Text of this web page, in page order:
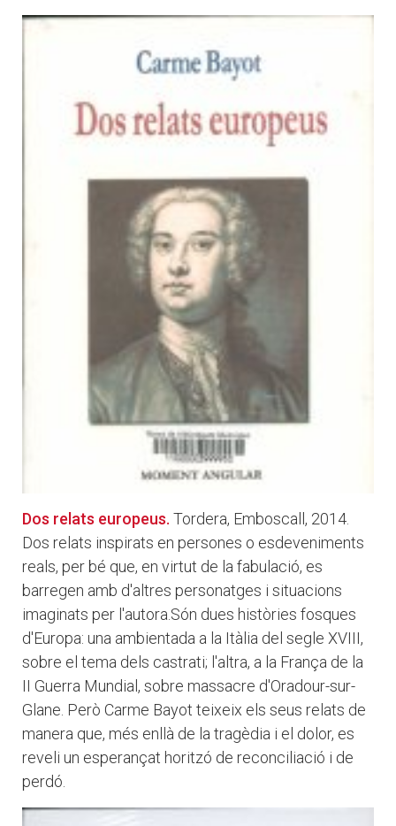
Dos relats europeus. Tordera, Emboscall, 2014.
Dos relats inspirats en persones o esdeveniments
reals, per bé que, en virtut de la fabulació, es
barregen amb d'altres personatges i situacions
imaginats per l'autora.Són dues històries fosques
d'Europa: una ambientada a la Itàlia del segle XVIII,
sobre el tema dels castrati; l'altra, a la França de la
II Guerra Mundial, sobre massacre d'Oradour-sur-
Glane. Però Carme Bayot teixeix els seus relats de
manera que, més enllà de la tragèdia i el dolor, es
reveli un esperançat horitzó de reconciliació i de
perdó.